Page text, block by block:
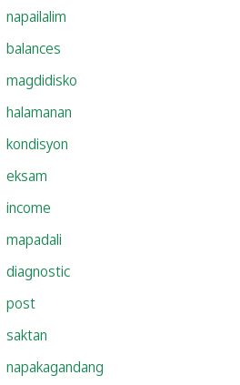
napailalim
balances
magdidisko
halamanan
kondisyon
eksam
income
mapadali
diagnostic
post
saktan
napakagandang